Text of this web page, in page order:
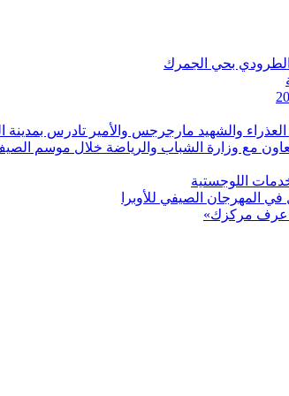
والشهيد مارجرجس والأمير تادرس بمدينة
مع وزارة الشباب والرياضة خلال موسم
اللوجستية
الصيفي للأوبرا
«اعرف مركزك»